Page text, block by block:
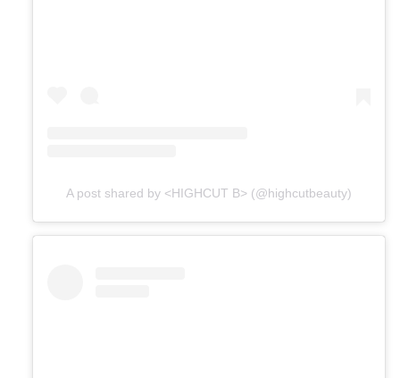
A post shared by <HIGHCUT B> (@highcutbeauty)